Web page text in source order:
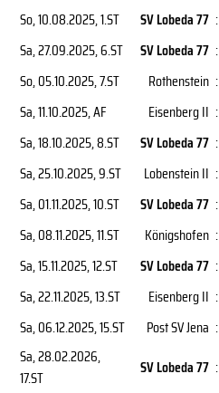
So, 10.08.2025, 1.ST SV Lobeda 77 :
Sa, 27.09.2025, 6.ST SV Lobeda 77 :
So, 05.10.2025, 7.ST Rothenstein :
Sa, 11.10.2025, AF Eisenberg II :
Sa, 18.10.2025, 8.ST SV Lobeda 77 :
Sa, 25.10.2025, 9.ST Lobenstein II :
Sa, 01.11.2025, 10.ST SV Lobeda 77 :
Sa, 08.11.2025, 11.ST Königshofen :
Sa, 15.11.2025, 12.ST SV Lobeda 77 :
Sa, 22.11.2025, 13.ST Eisenberg II :
Sa, 06.12.2025, 15.ST Post SV Jena :
Sa, 28.02.2026,
17.ST
SV Lobeda 77 :